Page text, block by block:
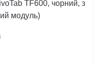
TF600, чорний, з
модуль)